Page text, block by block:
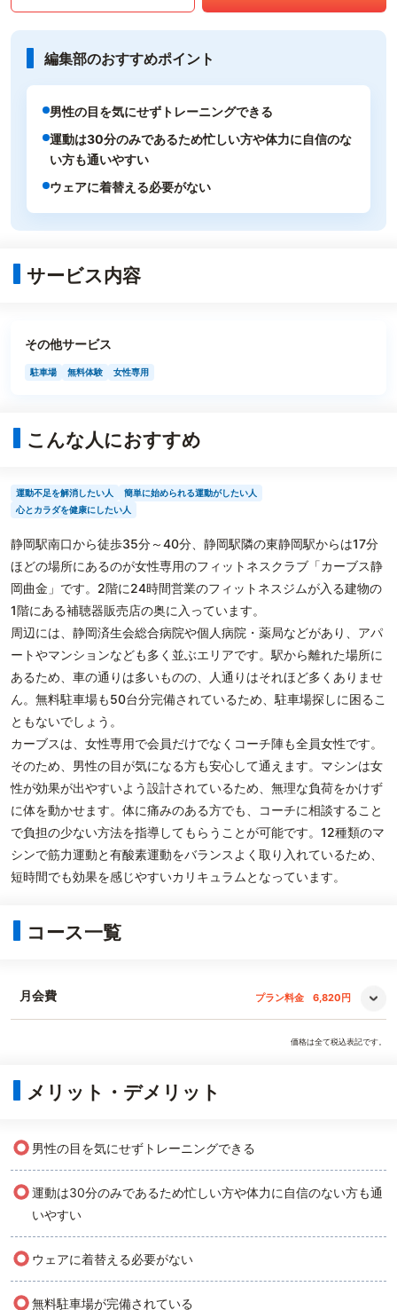
編集部のおすすめポイント
男性の目を気にせずトレーニングできる
運動は30分のみであるため忙しい方や体力に自信のな
い方も通いやすい
ウェアに着替える必要がない
サービス内容
その他サービス
駐車場 無料体験 女性専用
こんな人におすすめ
運動不足を解消したい人
簡単に始められる運動がしたい人
心とカラダを健康にしたい人
静岡駅南口から徒歩35分～40分、静岡駅隣の東静岡駅からは17分
ほどの場所にあるのが女性専用のフィットネスクラブ「カーブス静
岡曲金」です。2階に24時間営業のフィットネスジムが入る建物の
1階にある補聴器販売店の奥に入っています。
周辺には、静岡済生会総合病院や個人病院・薬局などがあり、アパ
ートやマンションなども多く並ぶエリアです。駅から離れた場所に
あるため、車の通りは多いものの、人通りはそれほど多くありませ
ん。無料駐車場も50台分完備されているため、駐車場探しに困るこ
ともないでしょう。
カーブスは、女性専用で会員だけでなくコーチ陣も全員女性です。
そのため、男性の目が気になる方も安心して通えます。マシンは女
性が効果が出やすいよう設計されているため、無理な負荷をかけず
に体を動かせます。体に痛みのある方でも、コーチに相談すること
で負担の少ない方法を指導してもらうことが可能です。12種類のマ
シンで筋力運動と有酸素運動をバランスよく取り入れているため、
短時間でも効果を感じやすいカリキュラムとなっています。
コース一覧
月会費 プラン料金 6,820円
価格は全て税込表記です。
メリット・デメリット
○ 男性の目を気にせずトレーニングできる
○運動は30分のみであるため忙しい方や体力に自信のない方も通
いやすい
○ ウェアに着替える必要がない
○無料駐車場が完備されている